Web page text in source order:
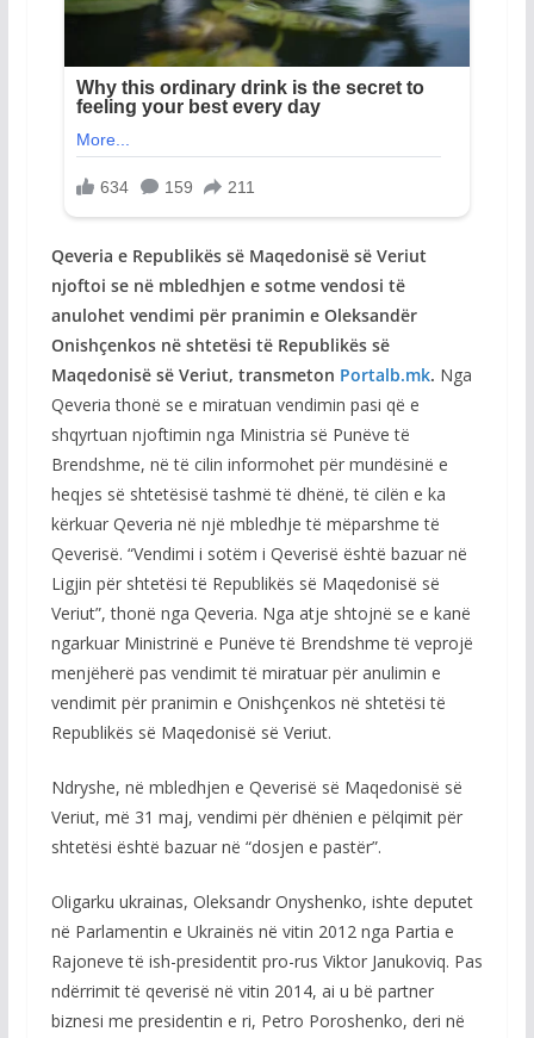
Qeveria e Republikës së Maqedonisë së Veriut
njoftoi se në mbledhjen e sotme vendosi të
anulohet vendimi për pranimin e Oleksandër
Onishçenkos në shtetësi të Republikës së
Maqedonisë së Veriut, transmeton Portalb.mk. Nga
Qeveria thonë se e miratuan vendimin pasi që e
shqyrtuan njoftimin nga Ministria së Punëve të
Brendshme, në të cilin informohet për mundësinë e
heqjes së shtetësisë tashmë të dhënë, të cilën e ka
kërkuar Qeveria në një mbledhje të mëparshme të
Qeverisë. “Vendimi i sotëm i Qeverisë është bazuar në
Ligjin për shtetësi të Republikës së Maqedonisë së
Veriut”, thonë nga Qeveria. Nga atje shtojnë se e kanë
ngarkuar Ministrinë e Punëve të Brendshme të veprojë
menjëherë pas vendimit të miratuar për anulimin e
vendimit për pranimin e Onishçenkos në shtetësi të
Republikës së Maqedonisë së Veriut.
Ndryshe, në mbledhjen e Qeverisë së Maqedonisë së
Veriut, më 31 maj, vendimi për dhënien e pëlqimit për
shtetësi është bazuar në “dosjen e pastër”.
Oligarku ukrainas, Oleksandr Onyshenko, ishte deputet
në Parlamentin e Ukrainës në vitin 2012 nga Partia e
Rajoneve të ish-presidentit pro-rus Viktor Janukoviq. Pas
ndërrimit të qeverisë në vitin 2014, ai u bë partner
biznesi me presidentin e ri, Petro Poroshenko, deri në